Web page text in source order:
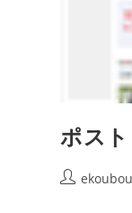
ポス
ekoubou